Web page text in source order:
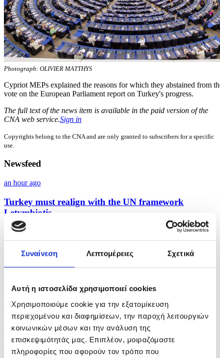
Συναίνεση Λεπτομέρειες Σχετικά
Αυτή η ιστοσελίδα χρησιμοποιεί cookies
Χρησιμοποιούμε cookie για την εξατομίκευση
περιεχομένου και διαφημίσεων, την παροχή λειτουργιών
κοινωνικών μέσων και την ανάλυση της
επισκεψιμότητάς μας. Επιπλέον, μοιραζόμαστε
πληροφορίες που αφορούν τον τρόπο που
Photograph: OLIVIER MATTHYS
Cypriot MEPs explained the reasons for which they abstained from
vote on the European Parliament report on Turkey's progress.
The full text of the news item is available in the paid version of the
CNA web service.Sign in
Copyrights belong to the CNA and are only granted to subscribers for a specific
use.
Newsfeed
an hour ago
Turkey must realign with the UN framework
Letymbiotis...
an hour ago
Turkey is the last country entitled to lecture others...
an hour ago
Transport safety is the state’s “first and...
2 hours ago
All sides must show genuine political will to return...
2 hours ago